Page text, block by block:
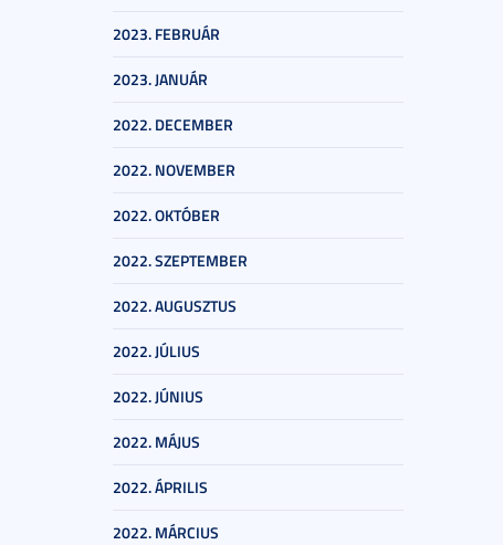
2023. FEBRUÁR
2023. JANUÁR
2022. DECEMBER
2022. NOVEMBER
2022. OKTÓBER
2022. SZEPTEMBER
2022. AUGUSZTUS
2022. JÚLIUS
2022. JÚNIUS
2022. MÁJUS
2022. ÁPRILIS
2022. MÁRCIUS